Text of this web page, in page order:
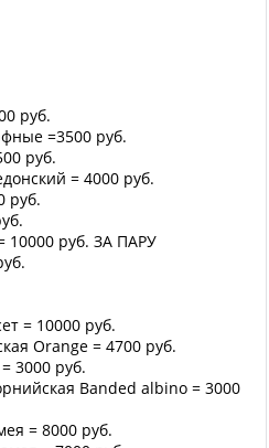
руб.
=3500 руб.
руб.
= 4000 руб.
руб.
10000 руб. ЗА ПАРУ
= 10000 руб.
Orange = 4700 руб.
3000 руб.
Banded albino = 3000
= 8000 руб.